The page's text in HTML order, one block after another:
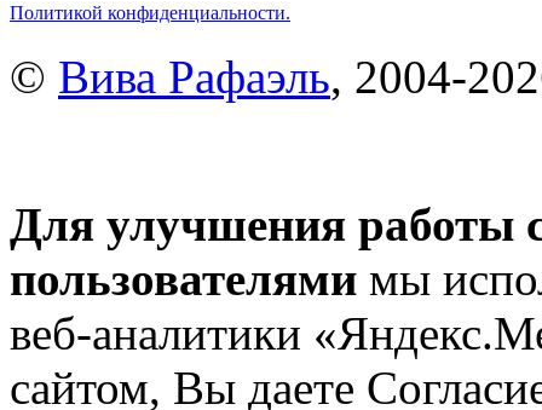
Политикой конфиденциальности.
© Вива Рафаэль, 2004-
Для улучшения работы
пользователями мы
веб-аналитики
сайтом, Вы даете